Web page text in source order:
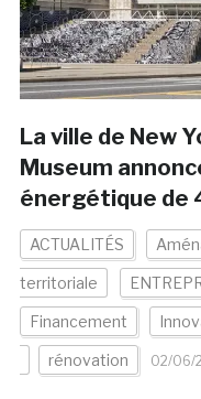
La ville de New
Museum
énergétique de
ACTUALITÉS
territoriale
Financement
rénovation 02/06/